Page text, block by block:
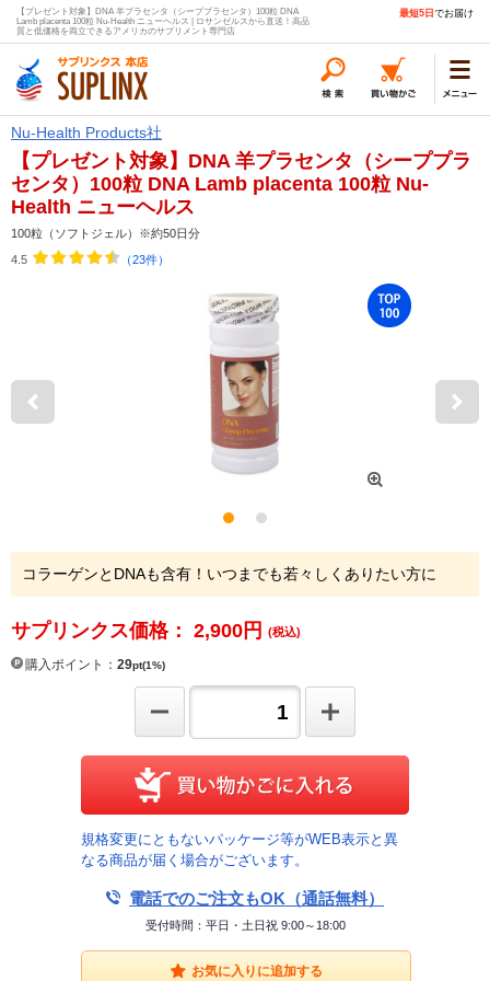
【プレゼント対象】DNA 羊プラセンタ（シーププラセンタ）100粒 DNA
Lamb placenta 100粒 Nu-Health ニューヘルス | ロサンゼルスから直送！高品
質と低価格を両立できるアメリカのサプリメント専門店
最短5日 でお届け
Nu-Health Products社
【プレゼント対象】DNA 羊プラセンタ（シーププラ
センタ）100粒 DNA Lamb placenta 100粒 Nu-
Health ニューヘルス
100粒（ソフトジェル）※約50日分
4.5
（23件）
コラーゲンとDNAも含有！いつまでも若々しくありたい方に
サプリンクス価格： 2,900 円 (税込)
購入ポイント： 29pt(1%)
規格変更にともないパッケージ等がWEB表示と異
なる商品が届く場合がございます。
電話でのご注文もOK（通話無料）
受付時間：平日・土日祝 9:00～18:00
お気に入りに追加する